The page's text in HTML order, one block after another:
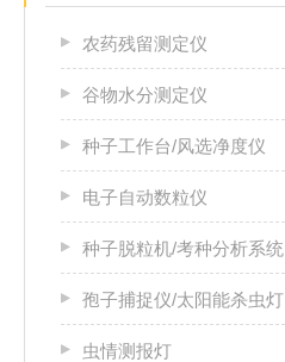
农药残留测定仪
谷物水分测定仪
种子工作台/风选净度仪
电子自动数粒仪
种子脱粒机/考种分析系统
孢子捕捉仪/太阳能杀虫灯
虫情测报灯